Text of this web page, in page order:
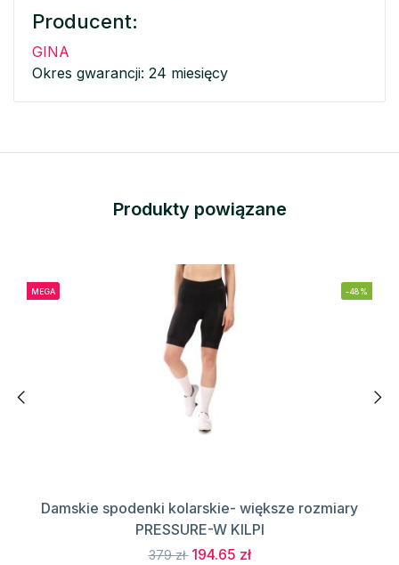
Producent:
GINA
Okres gwarancji: 24 miesięcy
Produkty powiązane
MEGA -48%
Damskie spodenki kolarskie- większe rozmiary
PRESSURE-W KILPI
379 zł 194.65 zł